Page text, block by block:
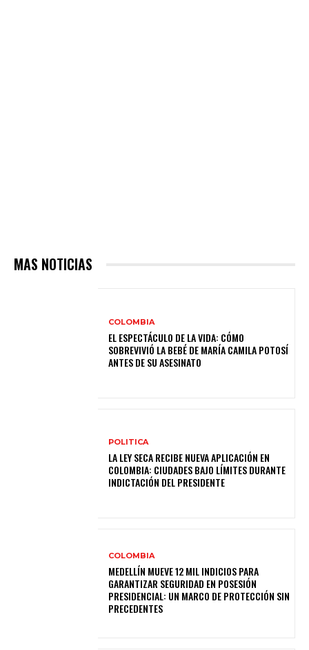
MAS NOTICIAS
COLOMBIA
EL ESPECTÁCULO DE LA VIDA: CÓMO
SOBREVIVIÓ LA BEBÉ DE MARÍA CAMILA POTOSÍ
ANTES DE SU ASESINATO
POLITICA
LA LEY SECA RECIBE NUEVA APLICACIÓN EN
COLOMBIA: CIUDADES BAJO LÍMITES DURANTE
INDICTACIÓN DEL PRESIDENTE
COLOMBIA
MEDELLÍN MUEVE 12 MIL INDICIOS PARA
GARANTIZAR SEGURIDAD EN POSESIÓN
PRESIDENCIAL: UN MARCO DE PROTECCIÓN SIN
PRECEDENTES